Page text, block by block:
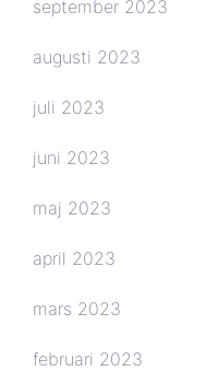
september 2023
augusti 2023
juli 2023
juni 2023
maj 2023
april 2023
mars 2023
februari 2023